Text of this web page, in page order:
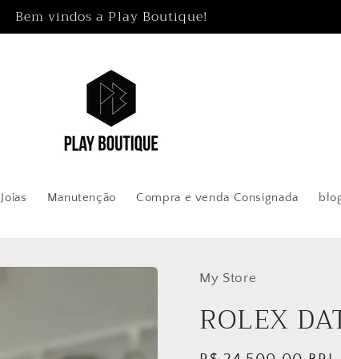
Bem vindos a Play Boutique!
Joias Manutenção Compra e venda Consignada
My Store
ROLEX